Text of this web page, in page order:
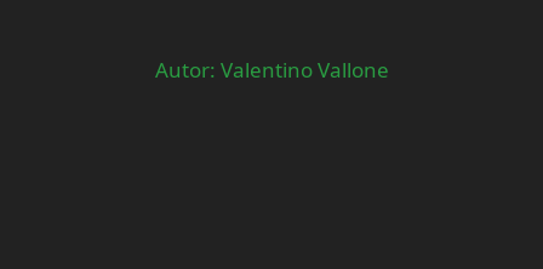
Autor: Valentino Vallone